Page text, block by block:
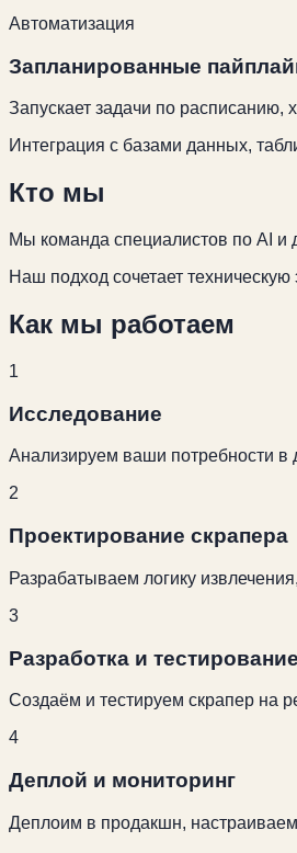
Автоматизация
Запланированные
Запускает задачи по расписанию,
Интеграция с базами данных,
Кто мы
Мы команда специалистов по AI и
Наш подход сочетает
Как мы работаем
1
Исследование
Анализируем ваши потребности в
2
Проектирование скрапера
Разрабатываем логику
3
Разработка и тестирование
Создаём и тестируем скрапер на
4
Деплой и мониторинг
Деплоим в продакшн,